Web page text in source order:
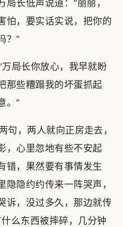
长低声说道：“丽丽，
怕，要实话实说，把你的
？”
局长你放心，我早就盼
那些糟蹋我的坏蛋抓起
。”
，两人就向正房走去，
，心里忽地有些不安起
错，果然要有事情发生
隐隐约约传来一阵哭声，
诉，没过多久，那边就传
什么东西被摔碎，几分钟